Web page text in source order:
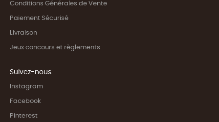
Conditions Générales de Vente
Paiement Sécurisé
Livraison
Jeux concours et règlements
Suivez-nous
Instagram
Facebook
Pinterest